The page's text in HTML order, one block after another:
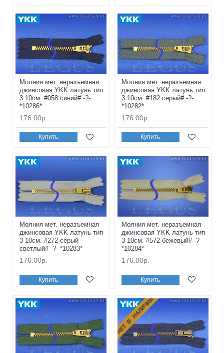
Молния мет. неразъемная
джинсовая YKK латунь тип
3 10см. #058 синий# -?-
*10286*
176.00р.
Купить
Молния мет. неразъемная
джинсовая YKK латунь тип
3 10см. #182 серый# -?-
*10282*
176.00р.
Купить
Молния мет. неразъемная
джинсовая YKK латунь тип
3 10см. #272 серый
светлый# -?- *10283*
176.00р.
Купить
Молния мет. неразъемная
джинсовая YKK латунь тип
3 10см. #572 бежевый# -?-
*10284*
176.00р.
Купить
НЕТ В НАЛИЧИИ